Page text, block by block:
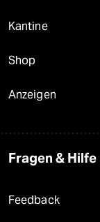
Kantine
Shop
Anzeigen
Fragen & Hilfe
Feedback